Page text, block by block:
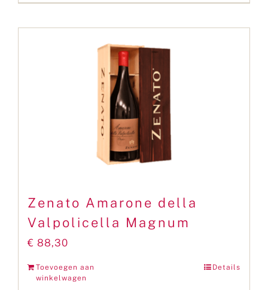
Zenato Amarone della
Valpolicella Magnum
€ 88,30
Toevoegen aan
winkelwagen
Details